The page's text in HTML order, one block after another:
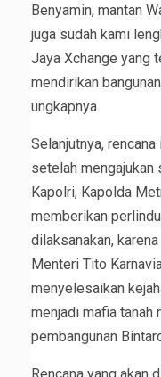
Benyamin, mantan
juga sudah kami
Jaya Xchange yang
mendirikan
ungkapnya.
Selanjutnya,
setelah mengajukan
Kapolri, Kapolda
memberikan
dilaksanakan,
Menteri Tito
menyelesaikan
menjadi mafia tanah
pembangunan
Rencana yang akan